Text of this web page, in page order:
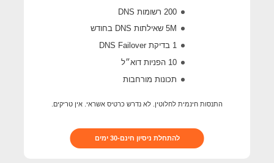
200 רשומות DNS
5M שאילתות DNS בחודש
1 בדיקת DNS Failover
10 הפניות דוא״ל
תכונות מורחבות
התנסות חינמית לחלוטין. לא נדרש כרטיס אשראי. אין טריקים.
להתחלת ניסיון חינם-30 ימים